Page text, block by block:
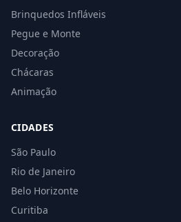
Brinquedos Infláveis
Pegue e Monte
Decoração
Chácaras
Animação
CIDADES
São Paulo
Rio de Janeiro
Belo Horizonte
Curitiba